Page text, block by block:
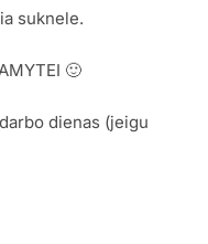
suknele.
🙂
dienas (jeigu